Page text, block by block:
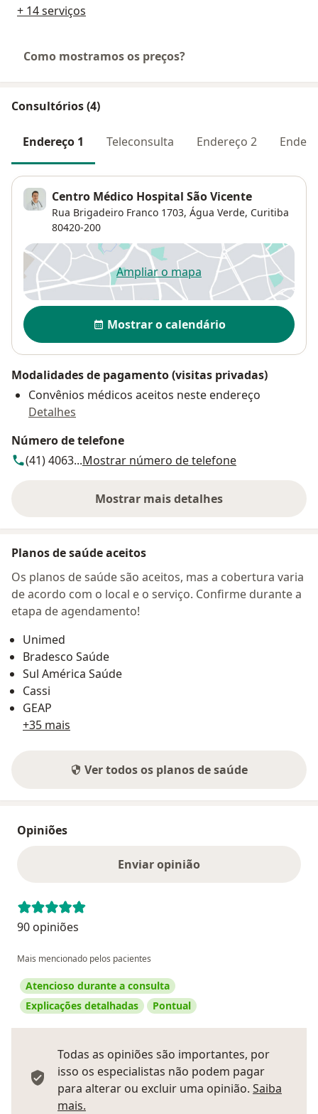
+ 14 serviços
Como mostramos os preços?
Consultórios (4)
Endereço 1 Teleconsulta Endereço 2
Centro Médico Hospital São Vicente
Rua Brigadeiro Franco 1703, Água Verde, Curitiba
80420-200
Ampliar o mapaabre num novo separador
Disponibilidade
Mostrar o calendário
Modalidades de pagamento (visitas privadas)
Convênios médicos aceitos neste endereço
Detalhes
Número de telefone
(41) 4063...Mostrar número de telefone
Mostrar mais detalhes
sobre o endereço
Planos de saúde aceitos
Os planos de saúde são aceitos, mas a cobertura varia
de acordo com o local e o serviço. Confirme durante a
etapa de agendamento!
Unimed
Bradesco Saúde
Sul América Saúde
Cassi
GEAP
+35 mais
Ver todos os planos de saúde
Opiniões
Enviar opinião
90 opiniões
Mais mencionado pelos pacientes
Atencioso durante a consulta
Explicações detalhadas
Pontual
Todas as opiniões são importantes, por
isso os especialistas não podem pagar
para alterar ou excluir uma opinião. Saiba
mais.